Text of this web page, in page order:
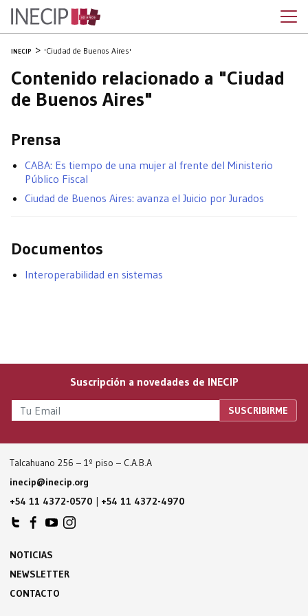
INECIP 'Ciudad de Buenos Aires'
Contenido relacionado a "Ciudad
de Buenos Aires"
Prensa
CABA: Es tiempo de una mujer al frente del Ministerio
Público Fiscal
Ciudad de Buenos Aires: avanza el Juicio por Jurados
Documentos
Interoperabilidad en sistemas
Suscripción a novedades de INECIP
Talcahuano 256 – 1º piso – C.A.B.A
inecip@inecip.org
+54 11 4372-0570 | +54 11 4372-4970
NOTICIAS
NEWSLETTER
CONTACTO